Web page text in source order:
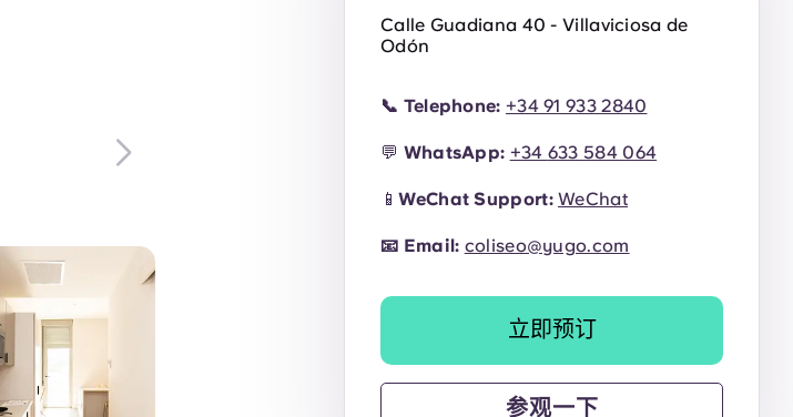
Calle Guadiana 40 - Villaviciosa de
Odón
📞 Telephone: +34 91 933 2840
💬 WhatsApp: +34 633 584 064
📱WeChat Support:WeChat
📧 Email: coliseo@yugo.com
立即预订
参观一下